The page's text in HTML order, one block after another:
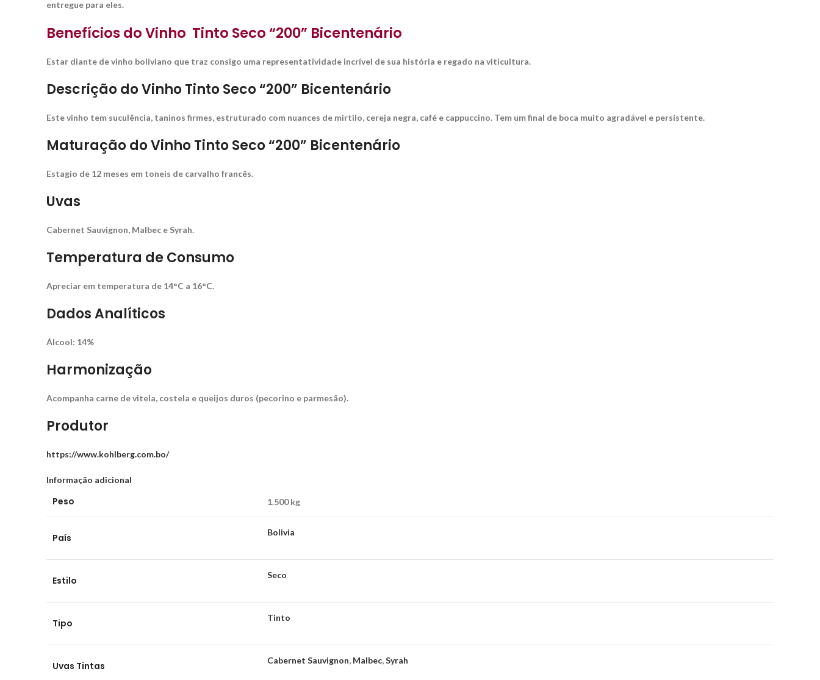
entregue para eles.
Benefícios do Vinho Tinto Seco “200” Bicentenário
Estar diante de vinho boliviano que traz consigo uma representatividade incrível de sua história e regado na viticultura.
Descrição do Vinho Tinto Seco “200” Bicentenário
Este vinho tem suculência, taninos firmes, estruturado com nuances de mirtilo, cereja negra, café e cappuccino. Tem um final de boca muito agradável e persistente.
Maturação do Vinho Tinto Seco “200” Bicentenário
Estagio de 12 meses em toneis de carvalho francês.
Uvas
Cabernet Sauvignon, Malbec e Syrah.
Temperatura de Consumo
Apreciar em temperatura de 14°C a 16°C.
Dados Analíticos
Álcool: 14%
Harmonização
Acompanha carne de vitela, costela e queijos duros (pecorino e parmesão).
Produtor
https://www.kohlberg.com.bo/
Informação adicional
Peso 1.500 kg
País Bolivia
Estilo Seco
Tipo Tinto
Uvas Tintas Cabernet Sauvignon, Malbec,Syrah